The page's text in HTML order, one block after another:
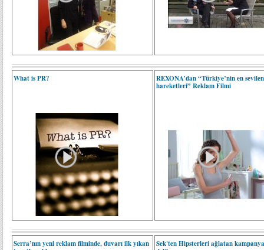
What is PR?
REXONA’dan “Türkiye’nin en sevilen
hareketleri” Reklam Filmi
Serra’nın yeni reklam filminde, duvarı ilk yıkan
Sek'ten Hipsterleri ağlatan